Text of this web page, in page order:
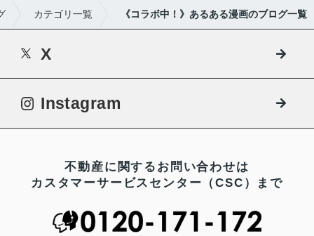
カテゴリ一覧 《コラボ中！》あるある漫画のブログ一覧
X
Instagram
不動産に関するお問い合わせは
カスタマーサービスセンター（CSC）まで